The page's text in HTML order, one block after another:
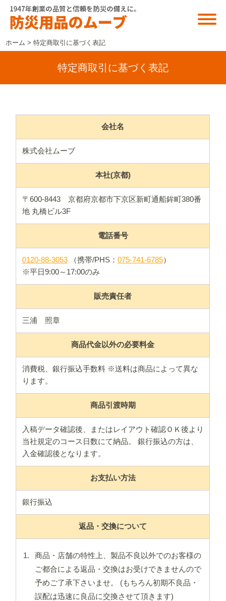
ホーム >特定商取引に基づく表記
特定商取引に基づく表記
会社名
株式会社ムーブ
本社(京都)
〒600-8443 京都府京都市下京区新町通船鉾町380番
地 丸橋ビル3F
電話番号
0120-88-3053（携帯/PHS： 075-741-6785）
※平日9:00～17:00のみ
販売責任者
三浦 照章
商品代金以外の必要料金
消費税、銀行振込手数料 ※送料は商品によって異な
ります。
商品引渡時期
入稿データ確認後、またはレイアウト確認ＯＫ後より
当社規定のコース日数にて納品。 銀行振込の方は、
入金確認後となります。
お支払い方法
銀行振込
返品・交換について
商品・店舗の特性上、製品不良以外でのお客様の
ご都合による返品・交換はお受けできませんので
予めご了承下さいませ。 (もちろん初期不良品・
誤配は迅速に良品に交換させて頂きます)